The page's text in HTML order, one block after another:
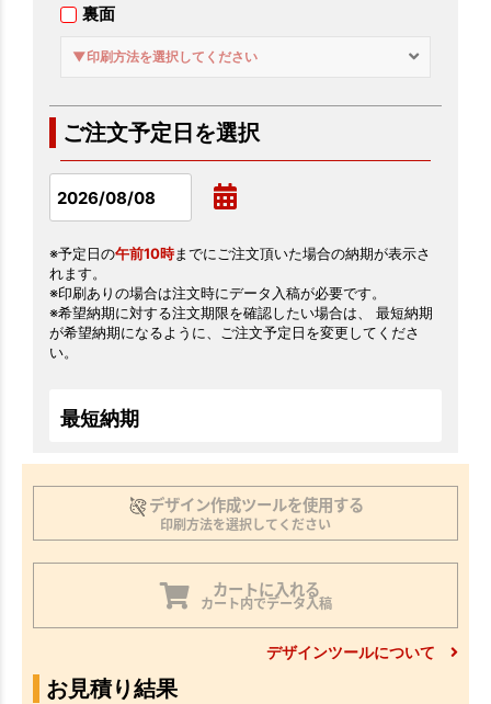
裏面
▼印刷方法を選択してください
ご注文予定日を選択
※予定日の午前10時までにご注文頂いた場合の納期が表示さ
れます。
※印刷ありの場合は注文時にデータ入稿が必要です。
※希望納期に対する注文期限を確認したい場合は、 最短納期
が希望納期になるように、ご注文予定日を変更してくださ
い。
最短納期
デザイン作成ツールを使用する
印刷方法を選択してください
カートに入れる
カート内でデータ入稿
デザインツールについて
お見積り結果